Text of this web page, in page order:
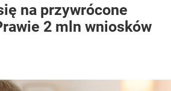
na przywrócone
2 mln wniosków